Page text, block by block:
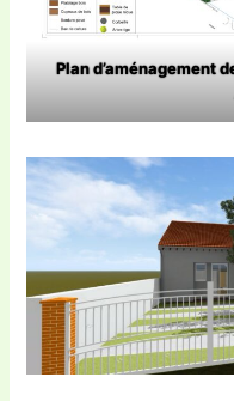
Plan d’aménagement